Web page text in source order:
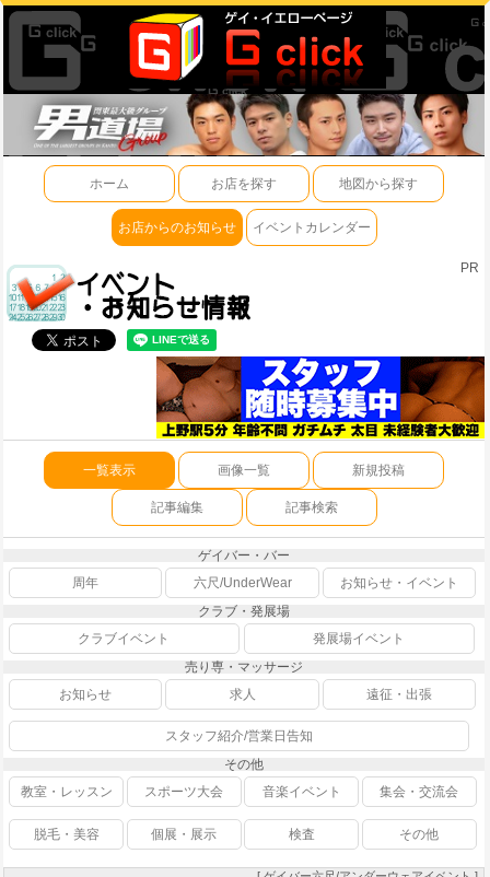
ホーム お店を探す 地図から探す
お店からのお知らせ イベントカレンダー
PR
一覧表示 画像一覧 新規投稿
記事編集 記事検索
ゲイバー・バー
周年
六尺/UnderWear
お知らせ・イベント
クラブ・発展場
クラブイベント
発展場イベント
売り専・マッサージ
お知らせ
求人 遠征・出張
スタッフ紹介/営業日告知
その他
教室・レッスン
スポーツ大会 音楽イベント 集会・交流会
脱毛・美容 個展・展示 検査 その他